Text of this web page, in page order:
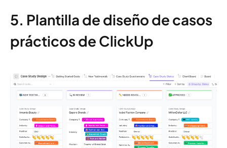
5. Plantilla de diseño de casos
prácticos de ClickUp